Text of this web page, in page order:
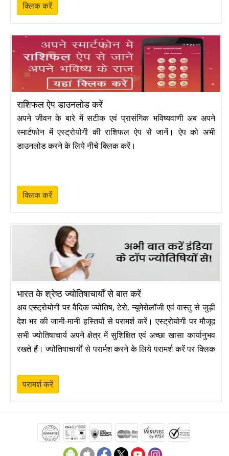
क्लिक करें
राशिफल ऐप डाउनलोड करें
अपने जीवन के बारे में सटीक एवं प्रासंगिक भविष्यवाणी अब अपने
स्मार्टफोन में एस्ट्रोयोगी की राशिफल ऐप से जानें। ऐप को अभी
डाउनलोड करने के लिये नीचे क्लिक करें।
क्लिक करें
भारत के श्रेष्ठ ज्योतिषाचार्यों से बात करें
अब एस्ट्रोयोगी पर वैदिक ज्योतिष, टेरो, न्यूमेरोलॉजी एवं वास्तु से जुड़ी
देश भर की जानी-मानी हस्तियों से परामर्श करें। एस्ट्रोयोगी पर मौजूद
सभी ज्योतिषाचार्य अपने क्षेत्र में सुशिक्षित एवं अच्छा खासा कार्यानुभव
रखते हैं। ज्योतिषाचार्यों से परार्मश करने के लिये परामर्श करें पर क्लिक
परामर्श करें